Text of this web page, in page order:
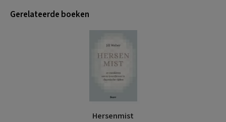
Gerelateerde boeken
Hersenmist